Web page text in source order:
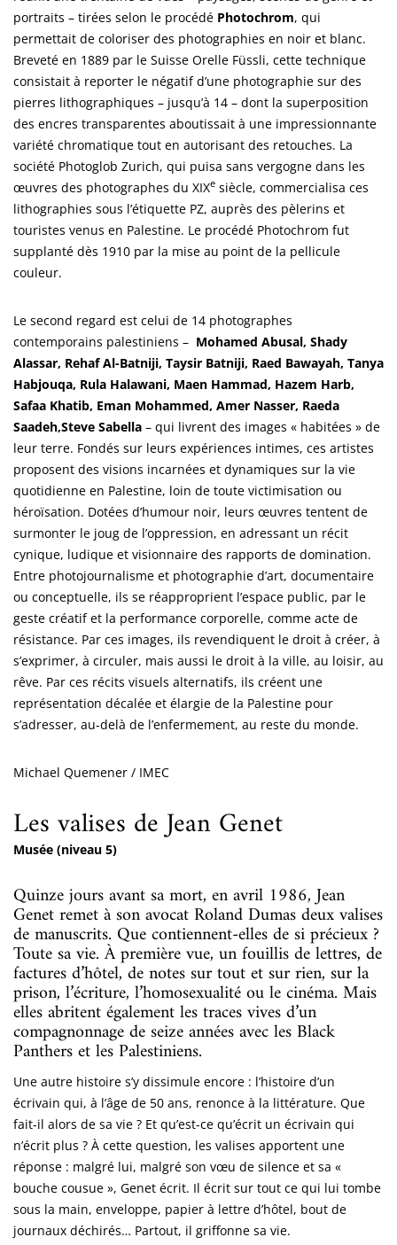
portraits – tirées selon le procédé Photochrom, qui
permettait de coloriser des photographies en noir et blanc.
Breveté en 1889 par le Suisse Orelle Füssli, cette technique
consistait à reporter le négatif d’une photographie sur des
pierres lithographiques – jusqu’à 14 – dont la superposition
des encres transparentes aboutissait à une impressionnante
variété chromatique tout en autorisant des retouches. La
société Photoglob Zurich, qui puisa sans vergogne dans les
œuvres des photographes du XIXe siècle, commercialisa ces
lithographies sous l’étiquette PZ, auprès des pèlerins et
touristes venus en Palestine. Le procédé Photochrom fut
supplanté dès 1910 par la mise au point de la pellicule
couleur.
Le second regard est celui de 14 photographes
contemporains palestiniens – Mohamed Abusal, Shady
Alassar, Rehaf Al-Batniji, Taysir Batniji, Raed Bawayah, Tanya
Habjouqa, Rula Halawani, Maen Hammad, Hazem Harb,
Safaa Khatib, Eman Mohammed, Amer Nasser, Raeda
Saadeh,Steve Sabella – qui livrent des images « habitées » de
leur terre. Fondés sur leurs expériences intimes, ces artistes
proposent des visions incarnées et dynamiques sur la vie
quotidienne en Palestine, loin de toute victimisation ou
héroïsation. Dotées d’humour noir, leurs œuvres tentent de
surmonter le joug de l’oppression, en adressant un récit
cynique, ludique et visionnaire des rapports de domination.
Entre photojournalisme et photographie d’art, documentaire
ou conceptuelle, ils se réapproprient l’espace public, par le
geste créatif et la performance corporelle, comme acte de
résistance. Par ces images, ils revendiquent le droit à créer, à
s’exprimer, à circuler, mais aussi le droit à la ville, au loisir, au
rêve. Par ces récits visuels alternatifs, ils créent une
représentation décalée et élargie de la Palestine pour
s’adresser, au-delà de l’enfermement, au reste du monde.
Michael Quemener / IMEC
Les valises de Jean Genet
Musée (niveau 5)
Quinze jours avant sa mort, en avril 1986, Jean
Genet remet à son avocat Roland Dumas deux valises
de manuscrits. Que contiennent-elles de si précieux ?
Toute sa vie. À première vue, un fouillis de lettres, de
factures d’hôtel, de notes sur tout et sur rien, sur la
prison, l’écriture, l’homosexualité ou le cinéma. Mais
elles abritent également les traces vives d’un
compagnonnage de seize années avec les Black
Panthers et les Palestiniens.
Une autre histoire s’y dissimule encore : l’histoire d’un
écrivain qui, à l’âge de 50 ans, renonce à la littérature. Que
fait-il alors de sa vie ? Et qu’est-ce qu’écrit un écrivain qui
n’écrit plus ? À cette question, les valises apportent une
réponse : malgré lui, malgré son vœu de silence et sa «
bouche cousue », Genet écrit. Il écrit sur tout ce qui lui tombe
sous la main, enveloppe, papier à lettre d’hôtel, bout de
journaux déchirés… Partout, il griffonne sa vie.